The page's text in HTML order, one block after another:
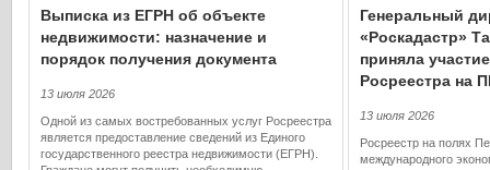
НСПД:
цифровой
помощник
вопросах
недвижимости
Выписка из ЕГРН об объекте
недвижимости: назначение и
порядок получения документа
13 июля 2026
Одной из самых востребованных услуг Росреестра
является предоставление сведений из Единого
государственного реестра недвижимости (ЕГРН).
Генеральный
«Роскадастр»
приняла
Росреестра на
13 июля 2026
Росреестр на полях
международного